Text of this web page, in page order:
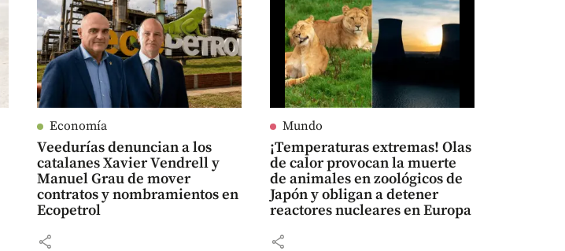
Economía
Veedurías denuncian a los
catalanes Xavier Vendrell y
Manuel Grau de mover
contratos y nombramientos en
Ecopetrol
share
Mundo
¡Temperaturas extremas! Olas
de calor provocan la muerte
de animales en zoológicos de
Japón y obligan a detener
reactores nucleares en Europa
share